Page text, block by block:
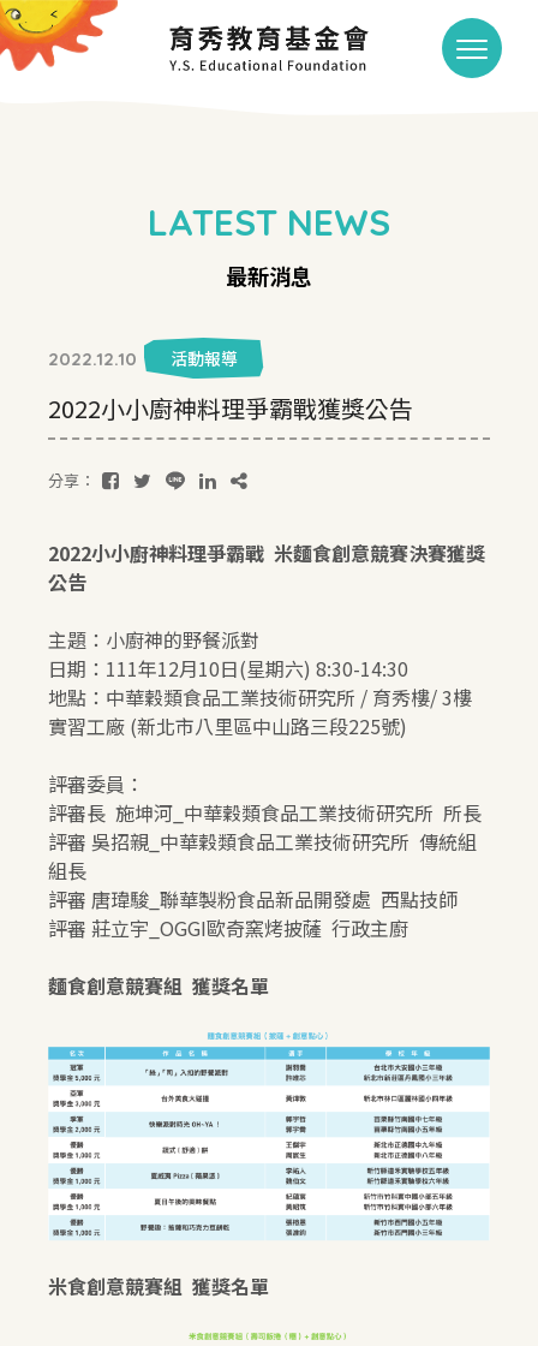
LATEST NEWS
最新消息
2022.12.10 活動報導
2022小小廚神料理爭霸戰獲獎公告
分享：
2022小小廚神料理爭霸戰 米麵食創意競賽決賽獲獎
公告
主題：小廚神的野餐派對
日期：111年12月10日(星期六) 8:30-14:30
地點：中華穀類食品工業技術研究所 / 育秀樓/ 3樓
實習工廠 (新北市八里區中山路三段225號)
評審委員：
評審長 施坤河_中華穀類食品工業技術研究所 所長
評審 吳招親_中華穀類食品工業技術研究所 傳統組
組長
評審 唐瑋駿_聯華製粉食品新品開發處 西點技師
評審 莊立宇_OGGI歐奇窯烤披薩 行政主廚
麵食創意競賽組 獲獎名單
米食創意競賽組 獲獎名單